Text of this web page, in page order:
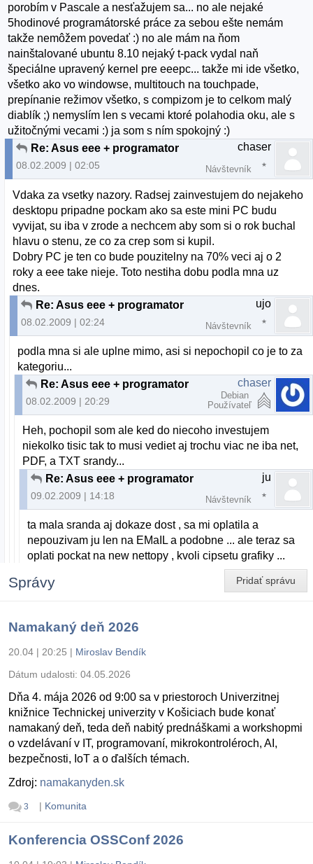
porobím v Pascale a nesťažujem sa... no ale nejaké
5hodinové programátorské práce za sebou ešte nemám
takže nemôžem povedať :) no ale mám na ňom
nainštalované ubuntu 8.10 nejaký t-pack vydal naň
špeciálne upravený kernel pre eeepc... takže mi ide všetko,
všetko ako vo windowse, multitouch na touchpade,
prepínanie režimov všetko, s compizom je to celkom malý
diablík ;) nemyslím len s vecami ktoré polahodia oku, ale s
užitočnými vecami :) ja som s ním spokojný :)
Re: Asus eee + programator
08.02.2009 | 02:05
chaser
Návštevník
Vdaka za vsetky nazory. Radsej zainvestujem do nejakeho
desktopu pripadne pockam ako sa este mini PC budu
vyvijat, su iba v zrode a nechcem aby som si o rok buchal
hlavu o stenu, ze co za crep som si kupil.
Dobry PC je ten co bude pouzitelny na 70% veci aj o 2
roky a eee take nieje. Toto nestiha dobu podla mna uz
dnes.
Re: Asus eee + programator
08.02.2009 | 02:24
ujo
Návštevník
podla mna si ale uplne mimo, asi si nepochopil co je to za
kategoriu...
Re: Asus eee + programator
08.02.2009 | 20:29
chaser
Debian
Používateľ
Heh, pochopil som ale ked do niecoho investujem
niekolko tisic tak to musi vediet aj trochu viac ne iba net,
PDF, a TXT srandy...
Re: Asus eee + programator
09.02.2009 | 14:18
ju
Návštevník
ta mala sranda aj dokaze dost , sa mi oplatila a
nepouzivam ju len na EMaIL a podobne ... ale teraz sa
oplati pockat na new nettopy , kvoli cipsetu grafiky ...
Pridať správu
Správy
Namakaný deň 2026
20.04 | 20:25 | Miroslav Bendík
Dátum udalosti: 04.05.2026
Dňa 4. mája 2026 od 9:00 sa v priestoroch Univerzitnej
knižnice Technickej univerzity v Košiciach bude konať
namakaný deň, teda deň nabitý prednáškami a workshopmi
o vzdelávaní v IT, programovaní, mikrokontroléroch, AI,
bezpečnosti, IoT a o ďalších témach.
Zdroj: namakanyden.sk
3 | Komunita
Konferencia OSSConf 2026